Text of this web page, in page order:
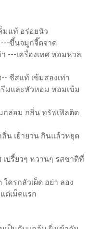
มแท้ อร่อยนัว
---ขึ้นจมูกจี๊ดจาด
---เครื่องเทศ หอมหวล
ชีสแท้ เข้มสองเท่า
รีมและหัวหอม หอมเข้ม
กล่อม กลิ่น ทรัฟเฟิลติด
ลิ่น เย้ายวน กินแล้วหยุด
เปรี้ยวๆ หวานๆ รสชาติที่
ครกลัวเผ็ด อย่า ลอง
ต่เม็ดแรก